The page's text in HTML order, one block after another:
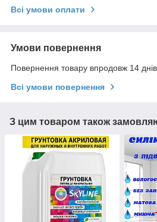
Всі умови оплати
Умови повернення
Повернення товару впродовж 14
Всі умови повернення
З цим товаром також